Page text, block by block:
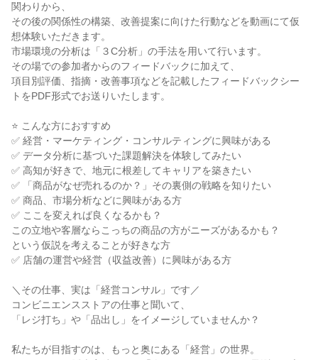
関わりから、
その後の関係性の構築、改善提案に向けた行動などを動画にて仮
想体験いただきます。
市場環境の分析は「３C分析」の手法を用いて行います。
その場での参加者からのフィードバックに加えて、
項目別評価、指摘・改善事項などを記載したフィードバックシー
トをPDF形式でお送りいたします。
⭐ こんな方におすすめ
✅ 経営・マーケティング・コンサルティングに興味がある
✅ データ分析に基づいた課題解決を体験してみたい
✅ 高知が好きで、地元に根差してキャリアを築きたい
✅ 「商品がなぜ売れるのか？」その裏側の戦略を知りたい
✅ 商品、市場分析などに興味がある方
✅ ここを変えれば良くなるかも？
この立地や客層ならこっちの商品の方がニーズがあるかも？
という仮説を考えることが好きな方
✅ 店舗の運営や経営（収益改善）に興味がある方
＼その仕事、実は「経営コンサル」です／
コンビニエンスストアの仕事と聞いて、
「レジ打ち」や「品出し」をイメージしていませんか？
私たちが目指すのは、もっと奥にある「経営」の世界。